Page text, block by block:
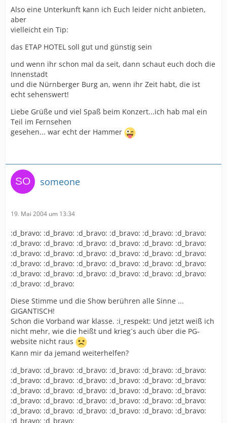
Also eine Unterkunft kann ich Euch leider nicht anbieten,
aber
vielleicht ein Tip:
das ETAP HOTEL soll gut und günstig sein
und wenn ihr schon mal da seit, dann schaut euch doch die
Innenstadt
und die Nürnberger Burg an, wenn ihr Zeit habt, die ist
echt sehenswert!
Liebe Grüße und viel Spaß beim Konzert...ich hab mal ein
Teil im Fernsehen
gesehen... war echt der Hammer
someone
19. Mai 2004 um 13:34
:d_bravo: :d_bravo: :d_bravo: :d_bravo: :d_bravo: :d_bravo:
:d_bravo: :d_bravo: :d_bravo: :d_bravo: :d_bravo: :d_bravo:
:d_bravo: :d_bravo: :d_bravo: :d_bravo: :d_bravo: :d_bravo:
:d_bravo: :d_bravo: :d_bravo: :d_bravo: :d_bravo: :d_bravo:
:d_bravo: :d_bravo: :d_bravo: :d_bravo: :d_bravo: :d_bravo:
:d_bravo: :d_bravo:
Diese Stimme und die Show berühren alle Sinne ...
GIGANTISCH!
Schon die Vorband war klasse. :i_respekt: Und jetzt weiß ich
nicht mehr, wie die heißt und krieg´s auch über die PG-
website nicht raus
Kann mir da jemand weiterhelfen?
:d_bravo: :d_bravo: :d_bravo: :d_bravo: :d_bravo: :d_bravo:
:d_bravo: :d_bravo: :d_bravo: :d_bravo: :d_bravo: :d_bravo:
:d_bravo: :d_bravo: :d_bravo: :d_bravo: :d_bravo: :d_bravo:
:d_bravo: :d_bravo: :d_bravo: :d_bravo: :d_bravo: :d_bravo:
:d_bravo: :d_bravo: :d_bravo: :d_bravo: :d_bravo: :d_bravo:
:d_bravo: :d_bravo: